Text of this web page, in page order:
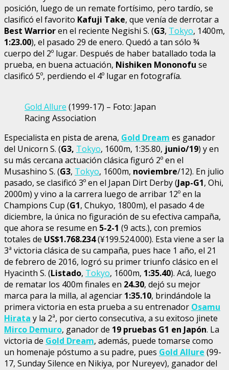
posición, luego de un remate fortísimo, pero tardío, se
clasificó el favorito Kafuji Take, que venía de derrotar a
Best Warrioren el reciente Negishi S. (G3, Tokyo, 1400m,
1:23.00), el pasado 29 de enero. Quedó a tan sólo ¾
cuerpo del 2º lugar. Después de haber batallado toda la
prueba, en buena actuación, Nishiken Mononofu se
clasificó 5º, perdiendo el 4º lugar en fotografía.
Gold Allure (1999-17) – Foto: Japan
Racing Association
Especialista en pista de arena, Gold Dream es ganador
del Unicorn S. (G3, Tokyo, 1600m, 1:35.80, junio/19) y en
su más cercana actuación clásica figuró 2º en el
Musashino S. (G3, Tokyo, 1600m, noviembre/12). En julio
pasado, se clasificó 3º en el Japan Dirt Derby (Jap-G1, Ohi,
2000m) y vino a la carrera luego de arribar 12º en la
Champions Cup (G1, Chukyo, 1800m), el pasado 4 de
diciembre, la única no figuración de su efectiva campaña,
que ahora se resume en 5-2-1 (9 acts.), con premios
totales de US$1.768.234(¥199.524.000). Esta viene a ser la
3ª victoria clásica de su campaña, pues hace 1 año, el 21
de febrero de 2016, logró su primer triunfo clásico en el
Hyacinth S. (Listado, Tokyo, 1600m, 1:35.40). Acá, luego
de rematar los 400m finales en 24.30, dejó su mejor
marca para la milla, al agenciar 1:35.10, brindándole la
primera victoria en esta prueba a su entrenador Osamu
Hirata y la 2ª, por cierto consecutiva, a su exitoso jinete
Mirco Demuro, ganador de 19 pruebas G1 en Japón. La
victoria de Gold Dream, además, puede tomarse como
un homenaje póstumo a su padre, pues Gold Allure (99-
17, Sunday Silence en Nikiya, por Nureyev), ganador del